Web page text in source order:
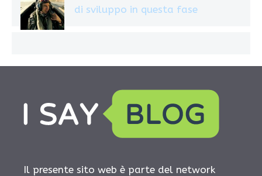
di sviluppo in questa fase
Il presente sito web è parte del network